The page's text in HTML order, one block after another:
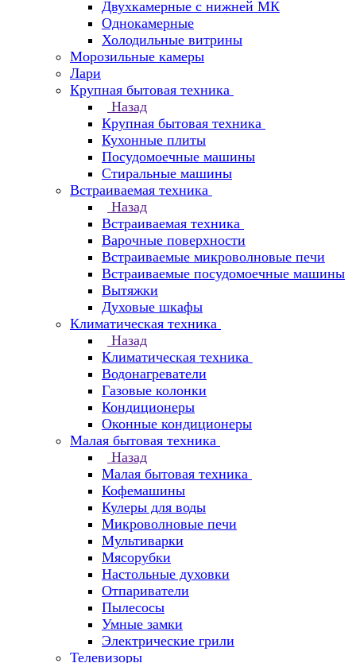
Двухкамерные с нижней МК
Однокамерные
Холодильные витрины
Морозильные камеры
Лари
Крупная бытовая техника
Назад
Крупная бытовая техника
Кухонные плиты
Посудомоечные машины
Стиральные машины
Встраиваемая техника
Назад
Встраиваемая техника
Варочные поверхности
Встраиваемые микроволновые печи
Встраиваемые посудомоечные машины
Вытяжки
Духовые шкафы
Климатическая техника
Назад
Климатическая техника
Водонагреватели
Газовые колонки
Кондиционеры
Оконные кондиционеры
Малая бытовая техника
Назад
Малая бытовая техника
Кофемашины
Кулеры для воды
Микроволновые печи
Мультиварки
Мясорубки
Настольные духовки
Отпариватели
Пылесосы
Умные замки
Электрические грили
Телевизоры